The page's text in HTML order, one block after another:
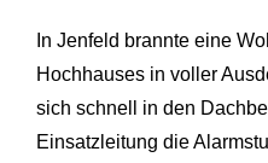
In Jenfeld brannte eine
Hochhauses in voller
sich schnell in den
Einsatzleitung die